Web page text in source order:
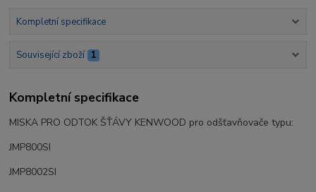
Kompletní specifikace
Související zboží 1
Kompletní specifikace
MISKA PRO ODTOK ŠŤÁVY KENWOOD pro odšťavňovače typu:
JMP800SI
JMP8002SI